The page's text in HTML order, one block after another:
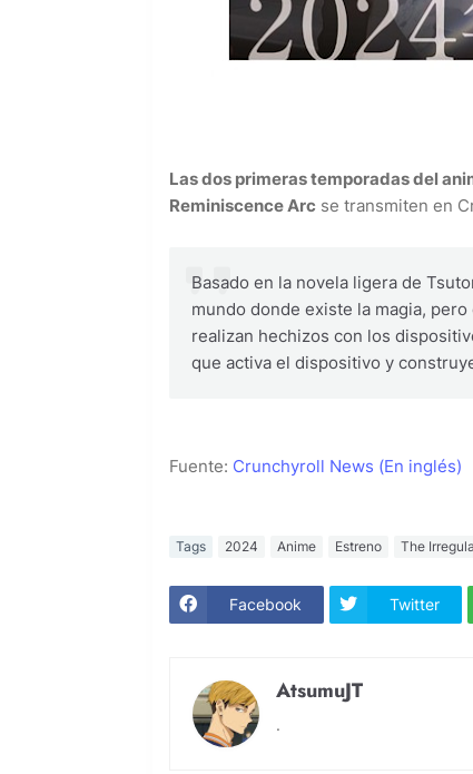
Las dos primeras temporadas del
Reminiscence Arc se transmiten en
Basado en la novela ligera de
mundo donde existe la magia,
realizan hechizos con los
que activa el dispositivo y
Fuente: Crunchyroll News (En inglés)
Tags 2024 Anime Estreno The
Facebook Twitter
AtsumuJT
.